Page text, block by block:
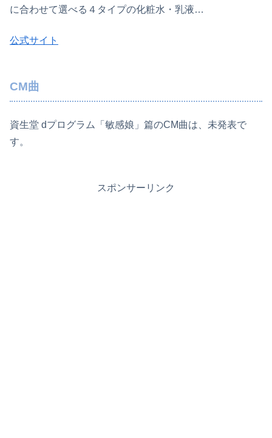
に合わせて選べる４タイプの化粧水・乳液…
公式サイト
CM曲
資生堂 dプログラム「敏感娘」篇のCM曲は、未発表で
す。
スポンサーリンク